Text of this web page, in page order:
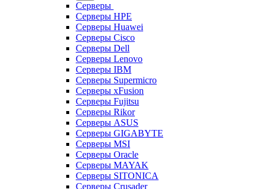
Серверы
Серверы HPE
Серверы Huawei
Серверы Cisco
Серверы Dell
Серверы Lenovo
Серверы IBM
Серверы Supermicro
Серверы xFusion
Серверы Fujitsu
Серверы Rikor
Серверы ASUS
Серверы GIGABYTE
Серверы MSI
Серверы Oracle
Серверы MAYAK
Серверы SITONICA
Серверы Crusader